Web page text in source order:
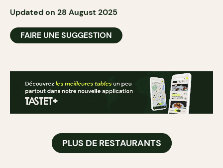
Updated on 28 August 2025
FAIRE UNE SUGGESTION
PLUS DE RESTAURANTS